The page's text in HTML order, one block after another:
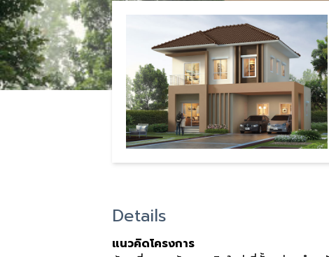
Details
แนวคิดโครงการ